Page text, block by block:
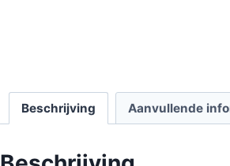
Beschrijving Aanvullende